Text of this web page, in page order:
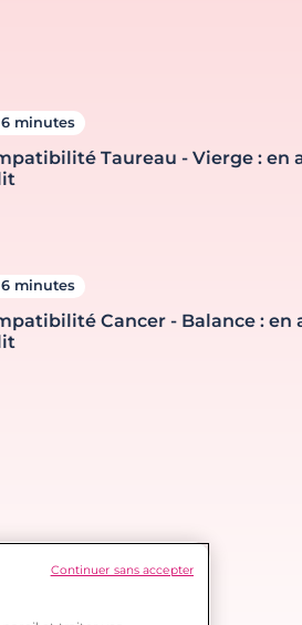
6 minutes
Taureau - Vierge : en
6 minutes
Cancer - Balance : en
Continuer sans accepter